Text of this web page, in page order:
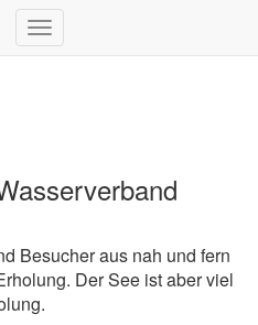
Navigation
Besucher aus nah und fern
Der See ist aber viel